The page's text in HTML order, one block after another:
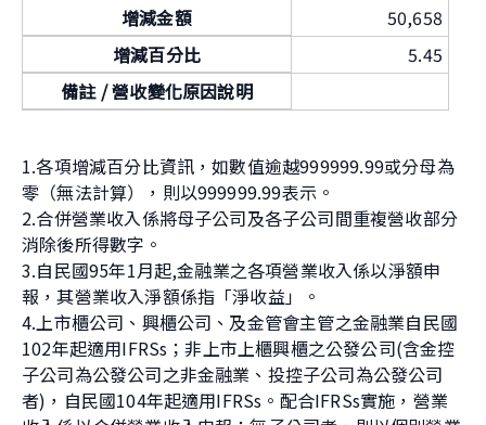
增減金額
50,658
增減百分比
5.45
備註 / 營收變化原因說明
1.各項增減百分比資訊，如數值逾越999999.99或分母為
零（無法計算），則以999999.99表示。
2.合併營業收入係將母子公司及各子公司間重複營收部分
消除後所得數字。
3.自民國95年1月起,金融業之各項營業收入係以淨額申
報，其營業收入淨額係指「淨收益」。
4.上市櫃公司、興櫃公司、及金管會主管之金融業自民國
102年起適用IFRSs；非上市上櫃興櫃之公發公司(含金控
子公司為公發公司之非金融業、投控子公司為公發公司
者)，自民國104年起適用IFRSs。配合IFRSs實施，營業